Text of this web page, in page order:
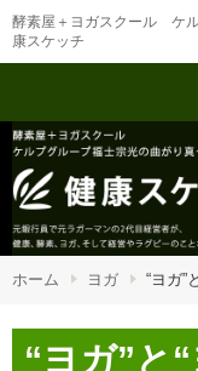
酵素屋＋ヨガスクール ケ
康スケッチ
ホーム ヨガ “ヨガ”
“ヨガ”と